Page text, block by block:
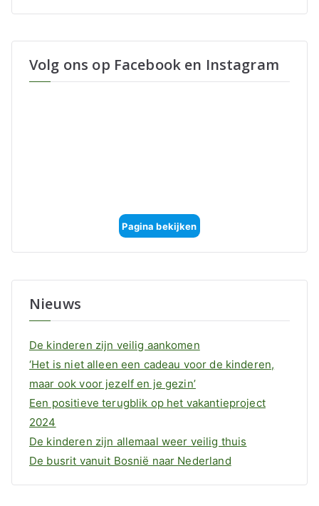
Volg ons op Facebook en Instagram
Pagina bekijken
Nieuws
De kinderen zijn veilig aankomen
‘Het is niet alleen een cadeau voor de kinderen,
maar ook voor jezelf en je gezin’
Een positieve terugblik op het vakantieproject
2024
De kinderen zijn allemaal weer veilig thuis
De busrit vanuit Bosnië naar Nederland